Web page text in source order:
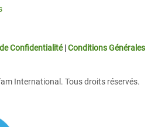
Confidentialité|Conditions Générales
International. Tous droits réservés.